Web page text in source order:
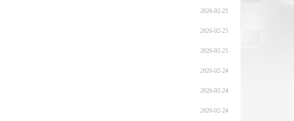
2026-02-25
2026-02-25
2026-02-25
2026-02-24
2026-02-24
2026-02-24